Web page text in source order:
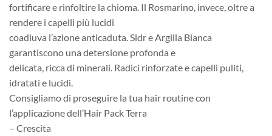
fortificare e rinfoltire la chioma. Il Rosmarino, invece, oltre a
rendere i capelli più lucidi
coadiuva l’azione anticaduta. Sidr e Argilla Bianca
garantiscono una detersione profonda e
delicata, ricca di minerali. Radici rinforzate e capelli puliti,
idratati e lucidi.
Consigliamo di proseguire la tua hair routine con
l’applicazione dell’Hair Pack Terra
– Crescita